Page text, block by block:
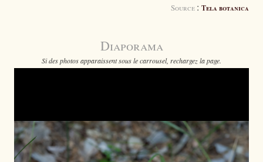
Source : Tela botanica
Diaporama
Si des photos apparaissent sous le carrousel, rechargez la page.